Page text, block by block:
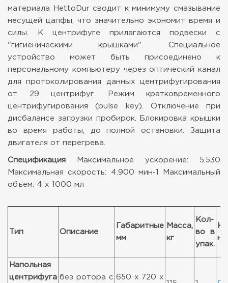
материала HettoDur сводит к минимуму смазывание
несущей цапфы, что значительно экономит время и
силы. К центрифуге прилагаются подвески с
"гигиеническими крышками". Специальное
устройство может быть присоединено к
персональному компьютеру через оптический канал
для протоколирования данных центрифугирования
от 29 центрифуг. Режим кратковременного
центрифугирования (pulse key). Отключение при
дисбалансе загрузки пробирок. Блокировка крышки
во время работы, до полной остановки. Защита
двигателя от перегрева.
Спецификация
Максимальное ускорение: 5.530
Максимальная скорость: 4.900 мин-1
Максимальный
объем: 4 x 1000 мл
Тип Описание
Габаритные
мм
Масса,
кг
Кол-
во в
упак.
Напольная
центрифуга без ротора с 650 x 720 x